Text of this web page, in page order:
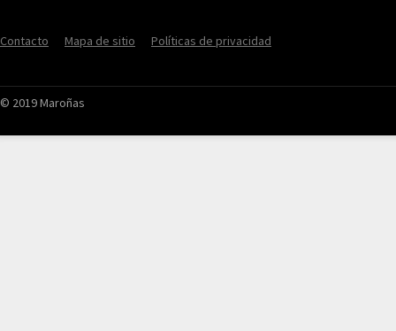
Contacto Mapa de sitio Políticas de privacidad
© 2019 Maroñas